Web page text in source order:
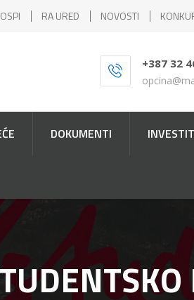
RA URED NOVOSTI
+387 32
DOKUMENTI